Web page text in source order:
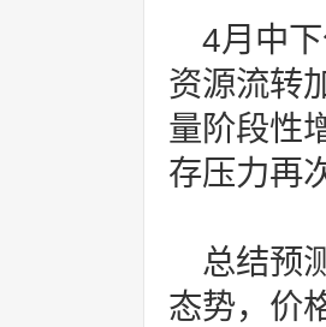
4月中
资源流转
量阶段性
存压力再
总结预
态势，价